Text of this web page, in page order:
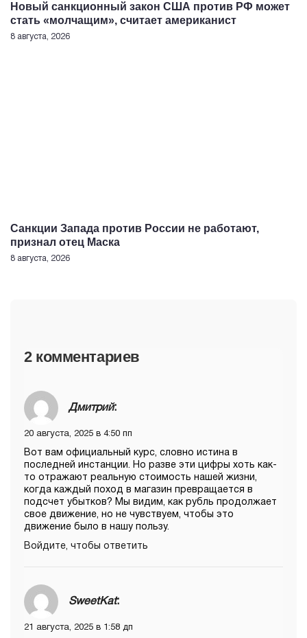
Новый санкционный закон США против РФ может
стать «молчащим», считает американист
8 августа, 2026
Санкции Запада против России не работают,
признал отец Маска
8 августа, 2026
2 комментариев
Дмитрий:
20 августа, 2025 в 4:50 пп
Вот вам официальный курс, словно истина в
последней инстанции. Но разве эти цифры хоть как-
то отражают реальную стоимость нашей жизни,
когда каждый поход в магазин превращается в
подсчет убытков? Мы видим, как рубль продолжает
свое движение, но не чувствуем, чтобы это
движение было в нашу пользу.
Войдите, чтобы ответить
SweetKat:
21 августа, 2025 в 1:58 дп